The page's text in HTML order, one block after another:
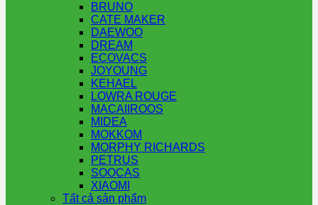
BRUNO
CATE MAKER
DAEWOO
DREAM
ECOVACS
JOYOUNG
KEHAEL
LOWRA ROUGE
MACAIIROOS
MIDEA
MOKKOM
MORPHY RICHARDS
PETRUS
SOOCAS
XIAOMI
Tất cả sản phẩm